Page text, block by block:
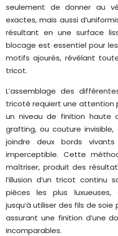
seulement de donner au
exactes, mais aussi
résultant en une surface
blocage est essentiel pour
motifs ajourés, révélant
tricot.
L’assemblage des
tricoté requiert une attention
un niveau de finition haute
grafting, ou couture
joindre deux bords
imperceptible. Cette
maîtriser, produit des
l’illusion d’un tricot continu
pièces les plus
jusqu’à utiliser des fils de
assurant une finition d’une
incomparables.